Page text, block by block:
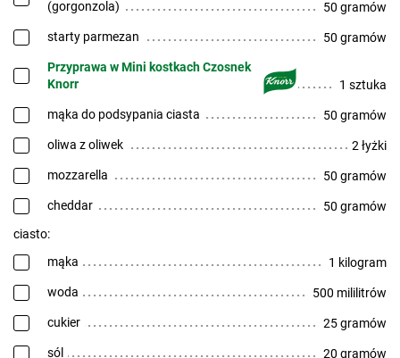
(gorgonzola)
50 gramów
starty parmezan 50 gramów
Przyprawa w Mini kostkach Czosnek
Knorr
1 sztuka
mąka do podsypania ciasta 50 gramów
oliwa z oliwek 2 łyżki
mozzarella 50 gramów
cheddar
50 gramów
ciasto:
mąka
1 kilogram
woda 500 mililitrów
cukier 25 gramów
sól 20 gramów